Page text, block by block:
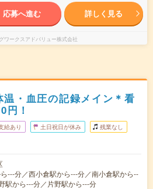
応募へ進む 詳しく見る
ワークスアドバリュー株式会社
・血圧の記録メイン＊看
円！
給あり 土日祝日が休み 残業なし
---分／西小倉駅から---分／南小倉駅から--
駅から---分／片野駅から---分